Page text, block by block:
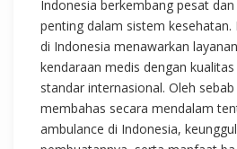
Indonesia berkembang pesat
penting dalam sistem kesehatan.
di Indonesia menawarkan
kendaraan medis dengan
standar internasional. Oleh
membahas secara mendalam
ambulance di Indonesia,